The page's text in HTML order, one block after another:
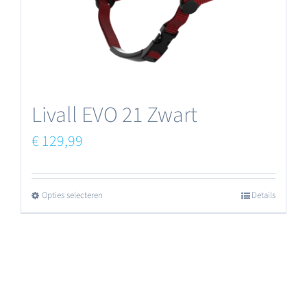
worden
op
Livall EVO 21 Zwart
€129,99
Opties selecterenDit
Details